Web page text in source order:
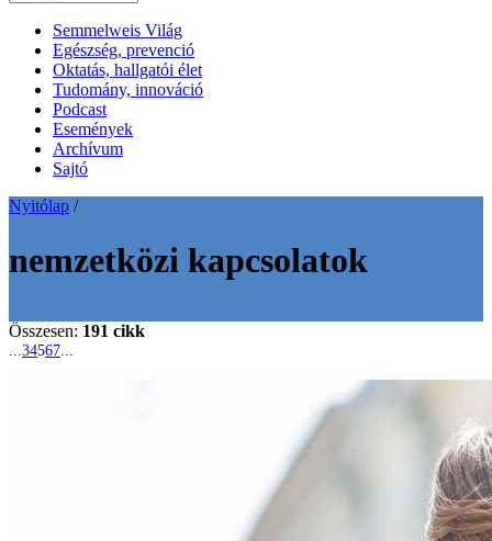
Semmelweis Világ
Egészség, prevenció
Oktatás, hallgatói élet
Tudomány, innováció
Podcast
Események
Archívum
Sajtó
Nyitólap /
nemzetközi kapcsolatok
Összesen: 191 cikk
...34567...